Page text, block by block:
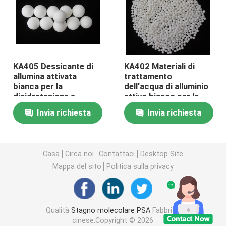
carbonato di litio
Imballaggio a colonna casuale
imballaggio a torre strutturato
Imballaggio di laboratorio
internals della colonna di distillazione
Palla ceramica dell'allumina
KA405 Dessicante di
allumina attivata
bianca per la
disidratazione e
l'essiccazione
mediante separazione
in aria
Invia richiesta
KA402 Materiali di
trattamento
dell'acqua di alluminio
attivo bianco per la
defluorazione
Invia richiesta
Casa Circa noi Contattaci
Desktop Site
Mappa del sito
Politica sulla privacy
Qualità Stagno molecolare PSAFabbrica
cinese.Copyright © 2026